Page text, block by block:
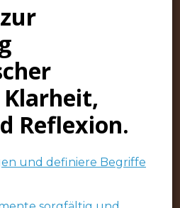
Reflexion.
und definiere Begriffe